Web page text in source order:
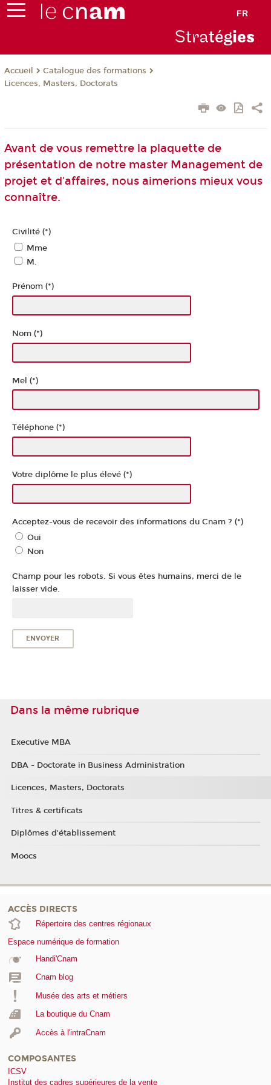
FR
Stratégies
Accueil
Catalogue des formations
Licences, Masters, Doctorats
Avant de vous remettre la plaquette de
présentation de notre master Management de
projet et d'affaires, nous aimerions mieux vous
connaître.
Civilité (*)
Mme
M.
Prénom (*)
Nom (*)
Mel (*)
Téléphone (*)
Votre diplôme le plus élevé (*)
Acceptez-vous de recevoir des informations du Cnam ? (*)
Oui
Non
Champ pour les robots. Si vous êtes humains, merci de le
laisser vide.
Dans la même rubrique
Executive MBA
DBA - Doctorate in Business Administration
Licences, Masters, Doctorats
Titres & certificats
Diplômes d'établissement
Moocs
ACCÈS DIRECTS
Répertoire des centres régionaux
Espace numérique de formation
Handi'Cnam
Cnam blog
Musée des arts et métiers
La boutique du Cnam
Accès à l'intraCnam
COMPOSANTES
ICSV
Institut des cadres supérieures de la vente